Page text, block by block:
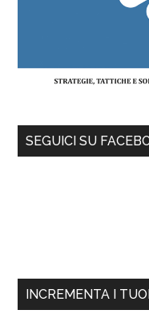
SEGUICI SU
INCREMENTA I